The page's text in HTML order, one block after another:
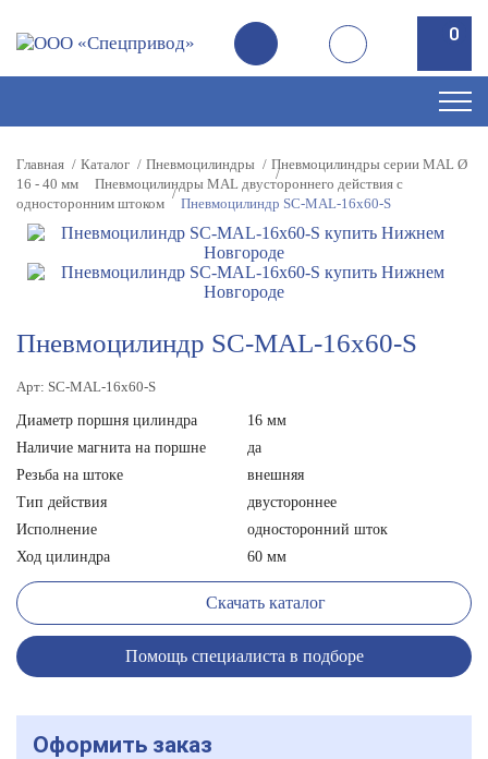
0
0
Главная Каталог Пневмоцилиндры
Пневмоцилиндры серии MAL Ø
16 - 40 мм
Пневмоцилиндры MAL двустороннего действия с
односторонним штоком
Пневмоцилиндр SC-MAL-16х60-S
Пневмоцилиндр SC-MAL-16х60-S
Арт: SC-MAL-16х60-S
Диаметр поршня цилиндра
16 мм
Наличие магнита на поршне
да
Резьба на штоке
внешняя
Тип действия
двустороннее
Исполнение
односторонний шток
Ход цилиндра
60 мм
Скачать каталог
Помощь специалиста в подборе
Оформить заказ